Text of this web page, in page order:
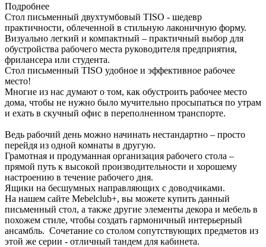
Подробнее
Стол письменный двухтумбовый TISO - шедевр
практичности, облеченной в стильную лаконичную форму.
Визуально легкий и компактный – практичный выбор для
обустройства рабочего места руководителя предприятия,
фрилансера или студента.
Стол письменный TISO удобное и эффективное рабочее
место!
Многие из нас думают о том, как обустроить рабочее место
дома, чтобы не нужно было мучительно просыпаться по утрам
и ехать в скучный офис в переполненном транспорте.
Ведь рабочий день можно начинать нестандартно – просто
перейдя из одной комнаты в другую.
Грамотная и продуманная организация рабочего стола –
прямой путь к высокой производительности и хорошему
настроению в течение рабочего дня.
Ящики на бесшумных направляющих с доводчиками.
На нашем сайте Mebelclub+, вы можете купить данный
письменный стол, а также другие элементы декора и мебель в
похожем стиле, чтобы создать гармоничный интерьерный
ансамбль. Сочетание со столом сопутствующих предметов из
этой же серии - отличный тандем для кабинета.